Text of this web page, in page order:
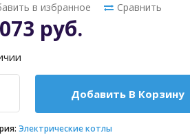
в избранное Сравнить
руб.
Добавить В Корзину
Электрические котлы